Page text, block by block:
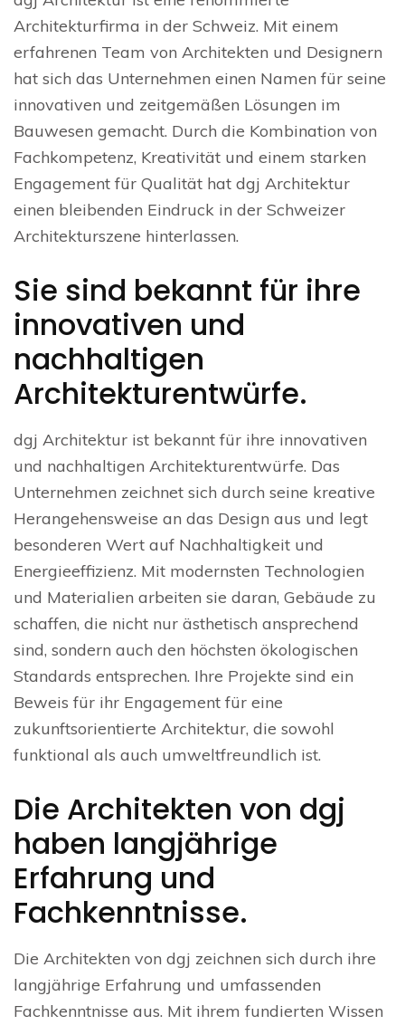
Architekturfirma in der Schweiz. Mit einem
erfahrenen Team von Architekten und Designern
hat sich das Unternehmen einen Namen für seine
innovativen und zeitgemäßen Lösungen im
Bauwesen gemacht. Durch die Kombination von
Fachkompetenz, Kreativität und einem starken
Engagement für Qualität hat dgj Architektur
einen bleibenden Eindruck in der Schweizer
Architekturszene hinterlassen.
Sie sind bekannt für ihre
innovativen und
nachhaltigen
Architekturentwürfe.
dgj Architektur ist bekannt für ihre innovativen
und nachhaltigen Architekturentwürfe. Das
Unternehmen zeichnet sich durch seine kreative
Herangehensweise an das Design aus und legt
besonderen Wert auf Nachhaltigkeit und
Energieeffizienz. Mit modernsten Technologien
und Materialien arbeiten sie daran, Gebäude zu
schaffen, die nicht nur ästhetisch ansprechend
sind, sondern auch den höchsten ökologischen
Standards entsprechen. Ihre Projekte sind ein
Beweis für ihr Engagement für eine
zukunftsorientierte Architektur, die sowohl
funktional als auch umweltfreundlich ist.
Die Architekten von dgj
haben langjährige
Erfahrung und
Fachkenntnisse.
Die Architekten von dgj zeichnen sich durch ihre
langjährige Erfahrung und umfassenden
Fachkenntnisse aus. Mit ihrem fundierten Wissen